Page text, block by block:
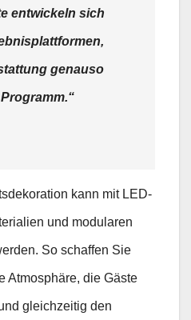
entwickeln sich
genauso
kann mit LED-
und modularen
So schaffen Sie
Atmosphäre, die Gäste
gleichzeitig den